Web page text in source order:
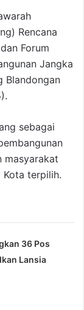
Rencana
Forum
Jangka
Blandongan
sebagai
masyarakat
Kota terpilih.
36 Pos
Lansia